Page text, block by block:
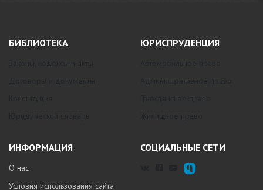
БИБЛИОТЕКА ЮРИСПРУДЕНЦИЯ
ИНФОРМАЦИЯ
О нас
Условия использования сайта
СОЦИАЛЬНЫЕ СЕТИ